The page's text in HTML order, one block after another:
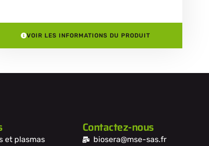
VOIR LES INFORMATIONS DU PRODUIT
et plasmas
Contactez-nous
biosera@mse-sas.fr